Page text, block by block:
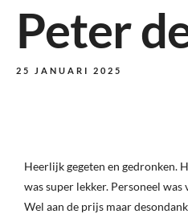
Peter
25 JANUARI 2025
Heerlijk gegeten en gedronken.
was super lekker. Personeel
Wel aan de prijs maar